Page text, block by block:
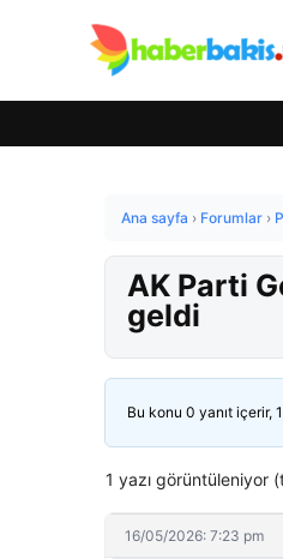
Ana sayfa › Forumlar ›
AK Parti
geldi
Bu konu 0 yanıt içerir,
1 yazı görüntüleniyor
16/05/2026: 7:23 pm